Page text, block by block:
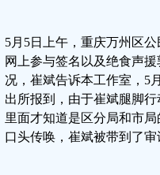
5月5日上午，重庆万州区
网上参与签名以及绝食声
况，崔斌告诉本工作室，5
出所报到，由于崔斌腿脚
里面才知道是区分局和市
口头传唤，崔斌被带到了审